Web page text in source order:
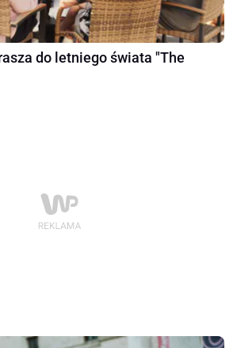
do letniego świata "The